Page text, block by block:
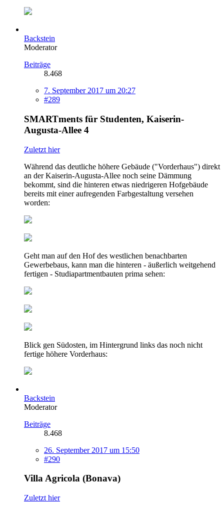
Backstein
Moderator
Beiträge
8.468
7. September 2017 um 20:27
#289
SMARTments für Studenten, Kaiserin-
Augusta-Allee 4
Zuletzt hier
Während das deutliche höhere Gebäude ("Vorderhaus") direkt
an der Kaiserin-Augusta-Allee noch seine Dämmung
bekommt, sind die hinteren etwas niedrigeren Hofgebäude
bereits mit einer aufregenden Farbgestaltung versehen
worden:
Geht man auf den Hof des westlichen benachbarten
Gewerbebaus, kann man die hinteren - äußerlich weitgehend
fertigen - Studiapartmentbauten prima sehen:
Blick gen Südosten, im Hintergrund links das noch nicht
fertige höhere Vorderhaus:
Backstein
Moderator
Beiträge
8.468
26. September 2017 um 15:50
#290
Villa Agricola (Bonava)
Zuletzt hier